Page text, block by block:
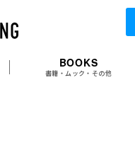
BOOKS
書籍・ムック・その他